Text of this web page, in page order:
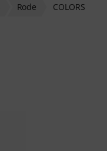
Rode COLORS